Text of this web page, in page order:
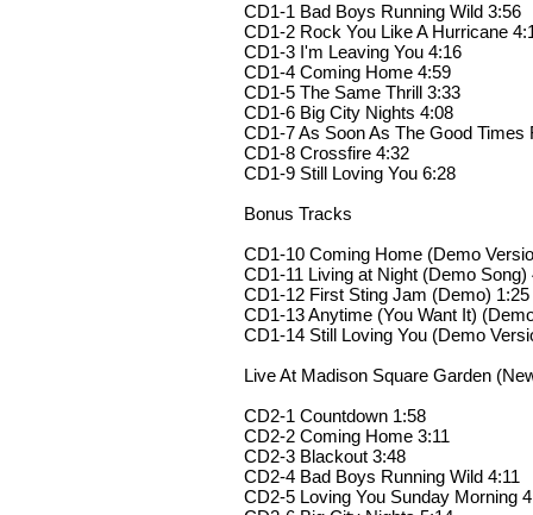
CD1-1 Bad Boys Running Wild 3:56
CD1-2 Rock You Like A Hurricane
CD1-3 I'm Leaving You 4:16
CD1-4 Coming Home 4:59
CD1-5 The Same Thrill 3:33
CD1-6 Big City Nights 4:08
CD1-7 As Soon As The Good Times
CD1-8 Crossfire 4:32
CD1-9 Still Loving You 6:28
Bonus Tracks
CD1-10 Coming Home (Demo
CD1-11 Living at Night (Demo Song)
CD1-12 First Sting Jam (Demo) 1:25
CD1-13 Anytime (You Want It)
CD1-14 Still Loving You (Demo
Live At Madison Square Garden
CD2-1 Countdown 1:58
CD2-2 Coming Home 3:11
CD2-3 Blackout 3:48
CD2-4 Bad Boys Running Wild 4:11
CD2-5 Loving You Sunday Morning